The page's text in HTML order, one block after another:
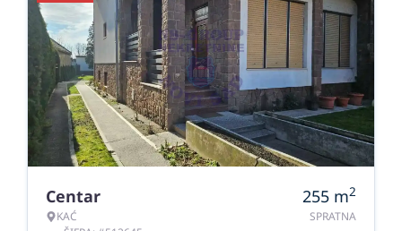
Centar
KAĆ
255 m2
SPRATNA